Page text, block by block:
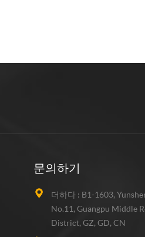
문의하기
더하다 : B1-1603,
No.11, Guangpu Middle
District, GZ, GD, CN